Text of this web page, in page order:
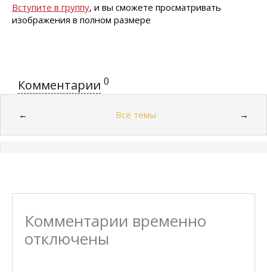
Вступите в группу, и вы сможете просматривать
изображения в полном размере
Комментарии 0
← Все темы →
Комментарии временно
отключены